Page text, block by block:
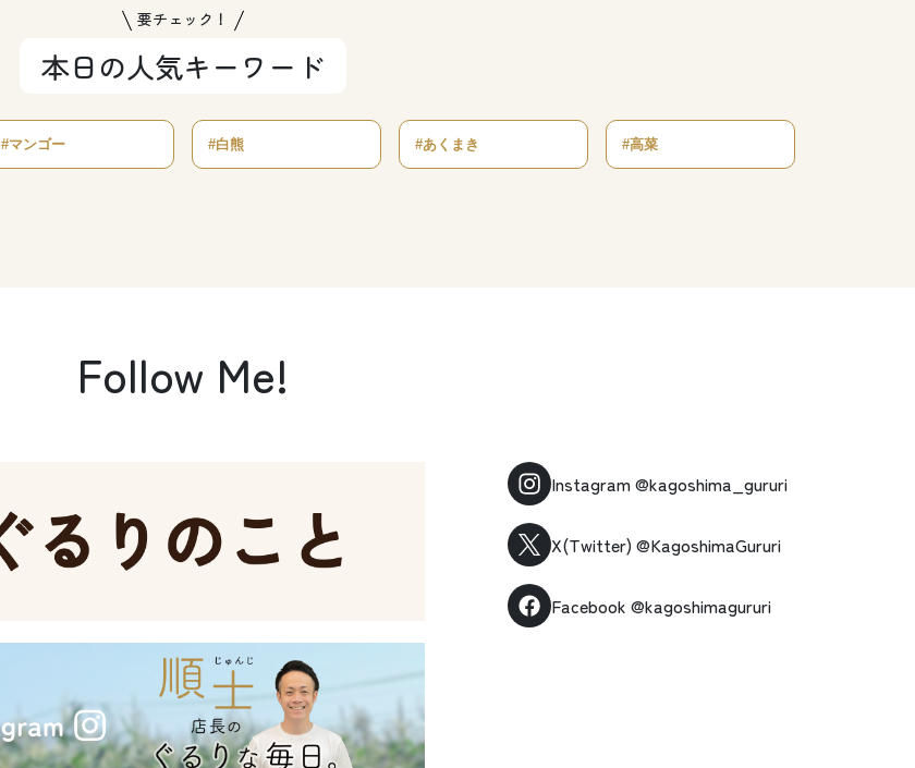
要チェック！
本日の人気キーワード
#マンゴー #白熊 #あくまき #高菜
Follow Me!
Instagram@kagoshima_gururi
X(Twitter) @KagoshimaGururi
Facebook @kagoshimagururi